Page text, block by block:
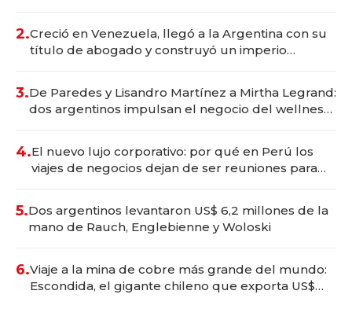
2.Creció en Venezuela, llegó a la Argentina con su
título de abogado y construyó un imperio
3.De Paredes y Lisandro Martínez a Mirtha Legrand:
dos argentinos impulsan el negocio del wellness
4.El nuevo lujo corporativo: por qué en Perú los
viajes de negocios dejan de ser reuniones para
5.Dos argentinos levantaron US$ 6,2 millones de la
mano de Rauch, Englebienne y Woloski
6.Viaje a la mina de cobre más grande del mundo:
Escondida, el gigante chileno que exporta US$